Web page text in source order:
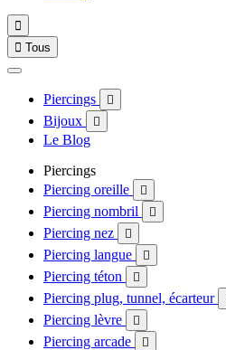

 Tous
Piercings 
Bijoux 
Le Blog
Piercings
Piercing oreille

Piercing nombril 
Piercing nez 
Piercing langue 
Piercing téton 
Piercing plug, tunnel, écarteur
Piercing lèvre 
Piercing arcade 